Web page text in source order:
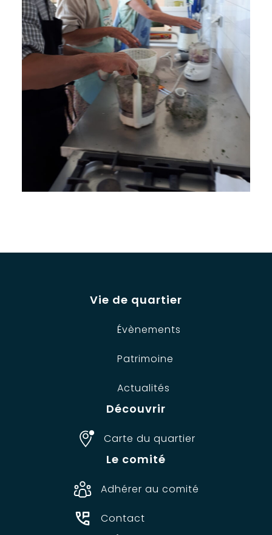
Vie de quartier
Évènements
Patrimoine
Actualités
Découvrir
Carte du quartier
Le comité
Adhérer au comité
Contact